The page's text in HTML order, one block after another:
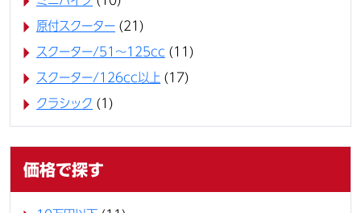
原付スクーター (21)
スクーター/51～125cc (11)
スクーター/126cc以上 (17)
クラシック (1)
価格で探す